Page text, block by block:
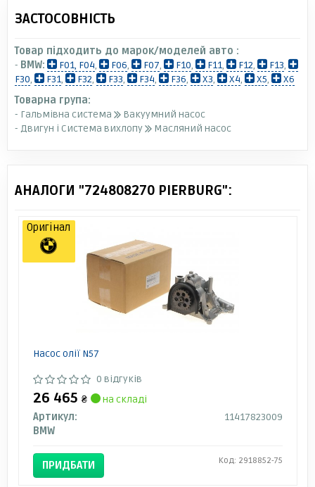
ЗАСТОСОВНІСТЬ
Товар підходить до марок/моделей авто :
- BMW: F01, F04, F06, F07, F10, F11, F12, F13,
F30, F31, F32, F33, F34, F36, X3, X4, X5,
X6
Товарна група:
- Гальмівна система
Вакуумний насос
- Двигун і Система вихлопу
Масляний насос
АНАЛОГИ "724808270 PIERBURG":
Насос олії N57
0 відгуків
26 465 ₴
на складі
Артикул:
11417823009
BMW
ПРИДБАТИ Код: 2918852-75
Оригінал